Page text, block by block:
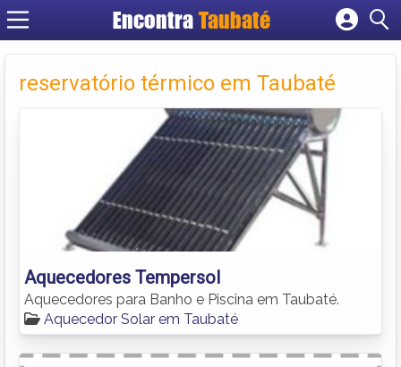
EncontraTaubaté
Cadastrar empresa
Criar conta
reservatório térmico em Taubaté
Aquecedores Tempersol
Aquecedores para Banho e Piscina em Taubaté.
Aquecedor Solar em Taubaté